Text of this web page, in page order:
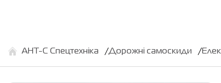
АНТ-С Спецтехніка Дорожні самоскиди